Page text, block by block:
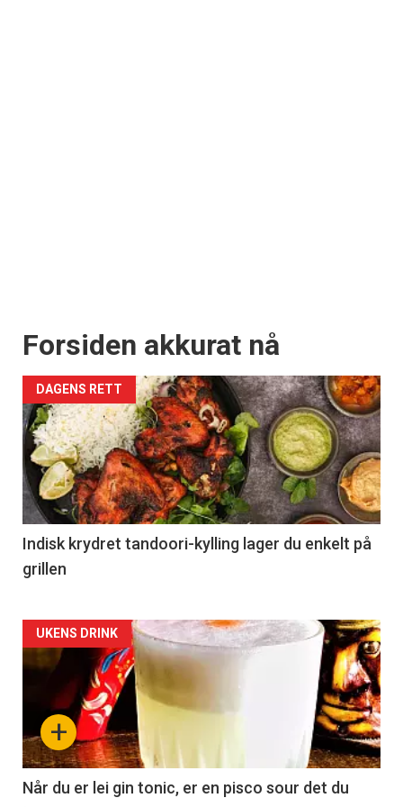
Forsiden akkurat nå
DAGENS RETT
Indisk krydret tandoori-kylling lager du enkelt på
grillen
Forsiden
akkurat
nå
-
2
+
UKENS DRINK
Når du er lei gin tonic, er en pisco sour det du